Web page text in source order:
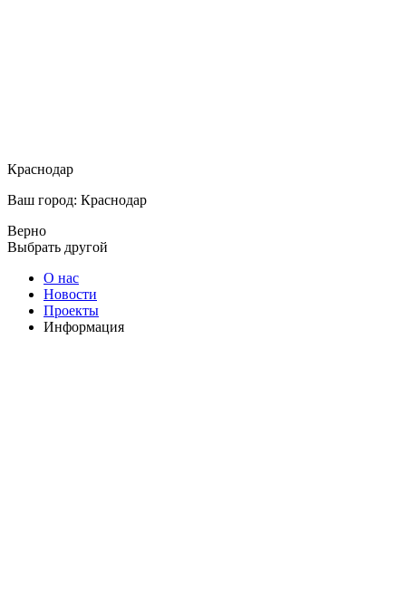
Краснодар
Ваш город: Краснодар
Верно
Выбрать другой
О нас
Новости
Проекты
Информация